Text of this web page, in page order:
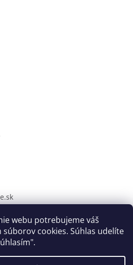
webu potrebujeme váš
cookies. Súhlas udelíte
vyberovekoupelny/